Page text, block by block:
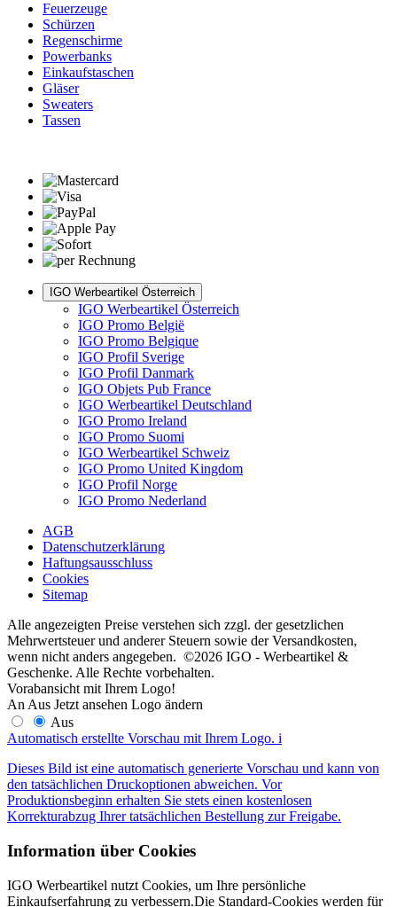
Feuerzeuge
Schürzen
Regenschirme
Powerbanks
Einkaufstaschen
Gläser
Sweaters
Tassen
IGO Werbeartikel Österreich
IGO Werbeartikel Österreich
IGO Promo België
IGO Promo Belgique
IGO Profil Sverige
IGO Profil Danmark
IGO Objets Pub France
IGO Werbeartikel Deutschland
IGO Promo Ireland
IGO Promo Suomi
IGO Werbeartikel Schweiz
IGO Promo United Kingdom
IGO Profil Norge
IGO Promo Nederland
AGB
Datenschutzerklärung
Haftungsausschluss
Cookies
Sitemap
Alle angezeigten Preise verstehen sich zzgl. der gesetzlichen
Mehrwertsteuer und anderer Steuern sowie der Versandkosten,
wenn nicht anders angegeben. ©2026 IGO - Werbeartikel &
Geschenke. Alle Rechte vorbehalten.
Vorabansicht mit Ihrem Logo!
AnAus Jetzt ansehen Logo ändern
Aus
Automatisch erstellte Vorschau mit Ihrem Logo. i
Dieses Bild ist eine automatisch generierte Vorschau und kann von
den tatsächlichen Druckoptionen abweichen. Vor
Produktionsbeginn erhalten Sie stets einen kostenlosen
Korrekturabzug Ihrer tatsächlichen Bestellung zur Freigabe.
Information über Cookies
IGO Werbeartikel nutzt Cookies, um Ihre persönliche
Einkaufserfahrung zu verbessern.Die Standard-Cookies werden für